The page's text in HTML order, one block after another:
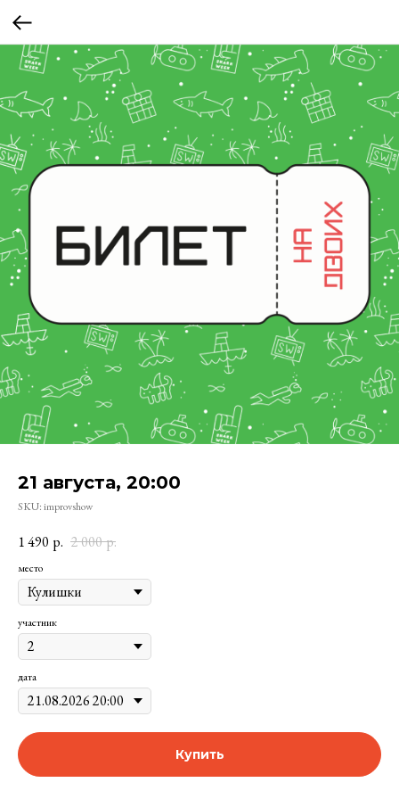
21 августа, 20:00
SKU:improvshow
1 490 р. 2 000р.
место
участник
дата
Купить